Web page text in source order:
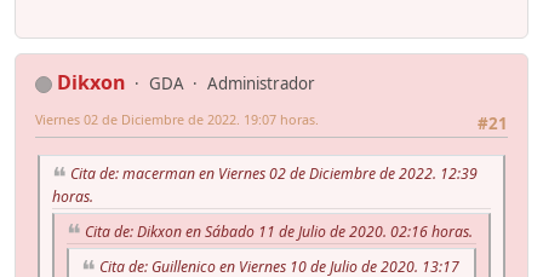
Dikxon GDA
Administrador
#21
Viernes 02 de Diciembre de 2022. 19:07 horas.
Cita de: macerman en Viernes 02 de Diciembre de 2022. 12:39
horas.
Cita de: Dikxon en Sábado 11 de Julio de 2020. 02:16 horas.
Cita de: Guillenico en Viernes 10 de Julio de 2020. 13:17